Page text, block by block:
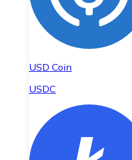
USD Coin
USDC